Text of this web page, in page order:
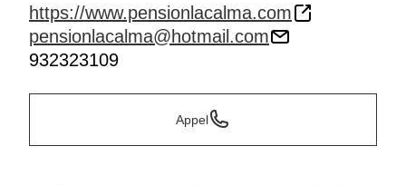
https://www.pensionlacalma.com
pensionlacalma@hotmail.com
932323109
Appel